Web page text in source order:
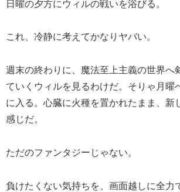
日曜の夕方にウィルの戦いを浴びる。
これ、冷静に考えてかなりヤバい。
週末の終わりに、魔法至上主義の世界へ
ていくウィルを見るわけだ。そりゃ月曜
に入る。心臓に火種を置かれたまま、新
感じだ。
ただのファンタジーじゃない。
負けたくない気持ちを、画面越しに全力